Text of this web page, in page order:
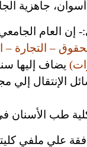
جاهزية
– التجارة –
يضاف إليها
الإنتقال
2019، وذلك بعد
علي ملفي